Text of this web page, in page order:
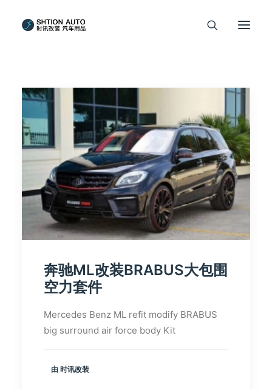
奔驰ML改装BRABUS大包围
空力套件
Mercedes Benz ML refit modify BRABUS
big surround air force body Kit
由 时讯改装